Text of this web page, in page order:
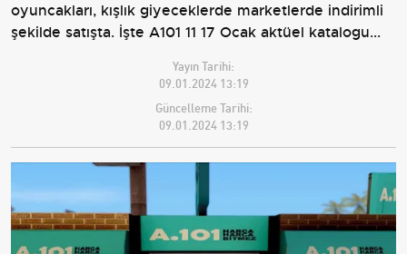
oyuncakları, kışlık giyeceklerde marketlerde indirimli
şekilde satışta. İşte A101 11 17 Ocak aktüel katalogu...
Yayın Tarihi:
09.01.2024 13:19
Güncelleme Tarihi:
09.01.2024 13:19